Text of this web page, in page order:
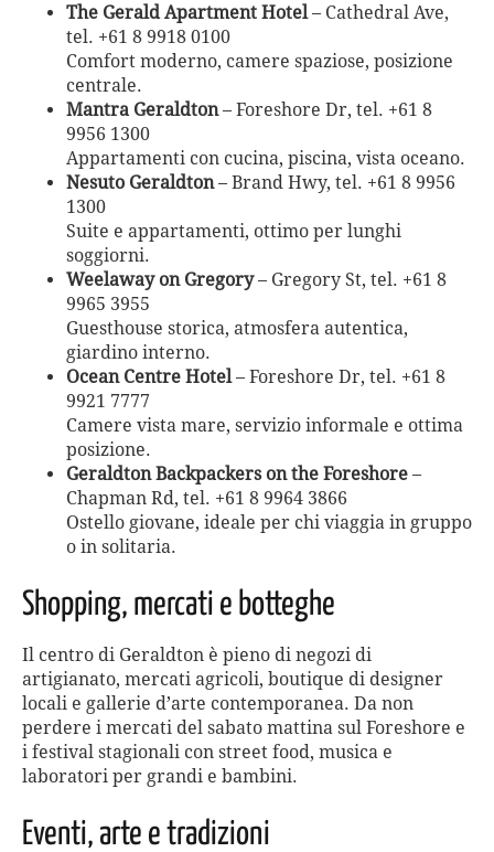
The Gerald Apartment Hotel– Cathedral Ave,
tel. +61 8 9918 0100
Comfort moderno, camere spaziose, posizione
centrale.
Mantra Geraldton– Foreshore Dr, tel. +61 8
9956 1300
Appartamenti con cucina, piscina, vista oceano.
Nesuto Geraldton– Brand Hwy, tel. +61 8 9956
1300
Suite e appartamenti, ottimo per lunghi
soggiorni.
Weelaway on Gregory– Gregory St, tel. +61 8
9965 3955
Guesthouse storica, atmosfera autentica,
giardino interno.
Ocean Centre Hotel– Foreshore Dr, tel. +61 8
9921 7777
Camere vista mare, servizio informale e ottima
posizione.
Geraldton Backpackers on the Foreshore –
Chapman Rd, tel. +61 8 9964 3866
Ostello giovane, ideale per chi viaggia in gruppo
o in solitaria.
Shopping, mercati e botteghe
Il centro di Geraldton è pieno di negozi di
artigianato, mercati agricoli, boutique di designer
locali e gallerie d’arte contemporanea. Da non
perdere i mercati del sabato mattina sul Foreshore e
i festival stagionali con street food, musica e
laboratori per grandi e bambini.
Eventi, arte e tradizioni